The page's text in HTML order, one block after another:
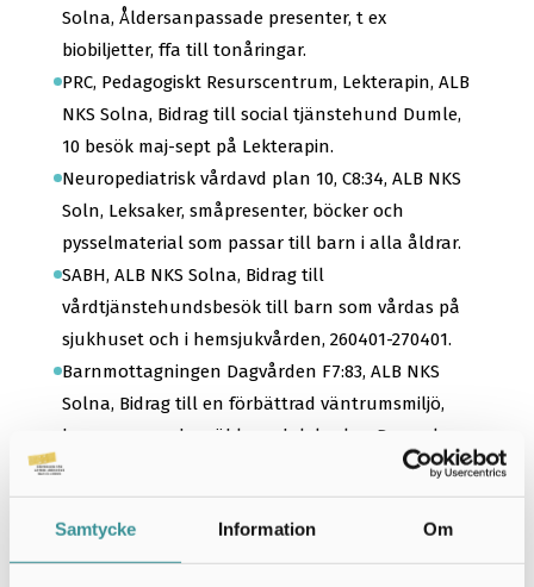
Samtycke Information Om
Solna, Åldersanpassade presenter, t ex
biobiljetter, ffa till tonåringar.
PRC, Pedagogiskt Resurscentrum, Lekterapin, ALB
NKS Solna, Bidrag till social tjänstehund Dumle,
10 besök maj-sept på Lekterapin.
Neuropediatrisk vårdavd plan 10, C8:34, ALB NKS
Soln, Leksaker, småpresenter, böcker och
pysselmaterial som passar till barn i alla åldrar.
SABH, ALB NKS Solna, Bidrag till
vårdtjänstehundsbesök till barn som vårdas på
sjukhuset och i hemsjukvården, 260401-270401.
Barnmottagningen Dagvården F7:83, ALB NKS
Solna, Bidrag till en förbättrad väntrumsmiljö,
barnanpassade möbler och leksaker. Barn plan
10, ALB NKS Solna, Konferensbidrag 20 pers till
Ortopediveckan sept 2026 i Stockholm.
Barn plan 10, C10:33, ALB NKS Solna,
Deltagarbidrag ”Barnveckan” i Jönköping, 20-23/4